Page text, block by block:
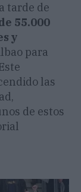
tarde de
55.000
y
para
las
de estos